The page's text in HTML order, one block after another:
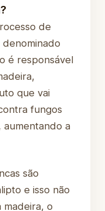
de
é responsável
que vai
fungos
a
são
e isso não
o